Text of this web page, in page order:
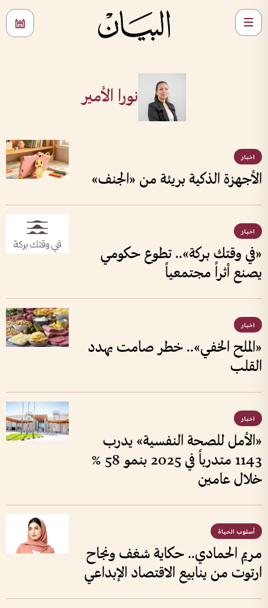
نورا الأمير
اخبار
الأجهزة الذكية بريئة من «الجنف»
اخبار
«في وقتك بركة».. تطوع حكومي
يصنع أثراً مجتمعياً
اخبار
«الملح الخفي».. خطر صامت يهدد
القلب
اخبار
«الأمل للصحة النفسية» يدرب
1143 متدرباً في 2025 بنمو 58 %
خلال عامين
أسلوب الحياة
مريم الحمادي.. حكاية شغف ونجاح
ارتوت من ينابيع الاقتصاد الإبداعي